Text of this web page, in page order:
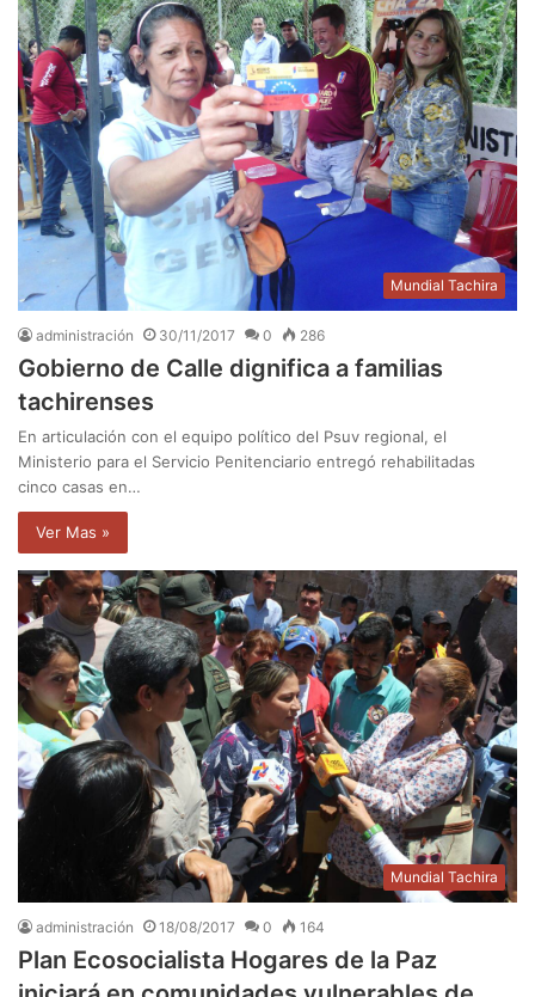
Mundial Tachira
administración 30/11/2017 0 286
Gobierno de Calle dignifica a familias
tachirenses
En articulación con el equipo político del Psuv regional, el
Ministerio para el Servicio Penitenciario entregó rehabilitadas
cinco casas en…
Ver Mas »
Mundial Tachira
administración 18/08/2017 0 164
Plan Ecosocialista Hogares de la Paz